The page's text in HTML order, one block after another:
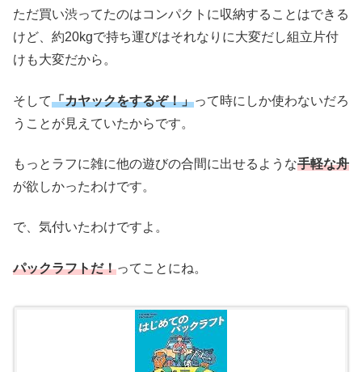
ただ買い渋ってたのはコンパクトに収納することはできる
けど、約20kgで持ち運びはそれなりに大変だし組立片付
けも大変だから。
そして「カヤックをするぞ！」って時にしか使わないだろ
うことが見えていたからです。
もっとラフに雑に他の遊びの合間に出せるような手軽な舟
が欲しかったわけです。
で、気付いたわけですよ。
パックラフトだ！ってことにね。